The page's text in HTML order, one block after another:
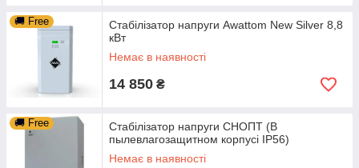
🚚 Free
Стабілізатор напруги Awattom New Silver 8,8
кВт
Немає в наявності
14 850 ₴
🚚 Free
Стабілізатор напруги СНОПТ (В
пылевлагозащитном корпусі IP56)
Немає в наявності